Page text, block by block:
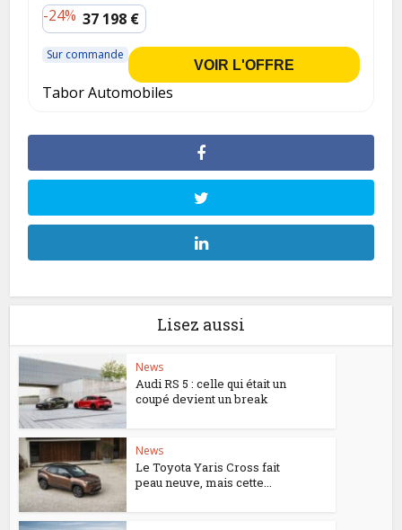
-24% 37 198 €
Sur commande
VOIR L'OFFRE
Tabor Automobiles
Lisez aussi
News
Audi RS 5 : celle qui était un
coupé devient un break
News
Le Toyota Yaris Cross fait
peau neuve, mais cette...